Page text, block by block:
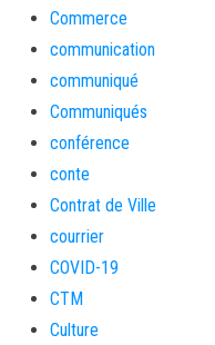
Commerce
communication
communiqué
Communiqués
conférence
conte
Contrat de Ville
courrier
COVID-19
CTM
Culture